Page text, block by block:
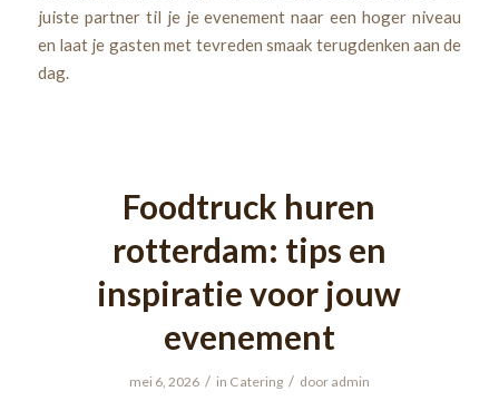
juiste partner til je je evenement naar een hoger niveau
en laat je gasten met tevreden smaak terugdenken aan de
dag.
Foodtruck huren
rotterdam: tips en
inspiratie voor jouw
evenement
mei 6, 2026 / in Catering / door admin